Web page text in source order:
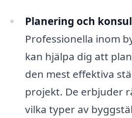
Planering och
Professionella inom
kan hjälpa dig att
den mest effektiva
projekt. De erbjuder
vilka typer av